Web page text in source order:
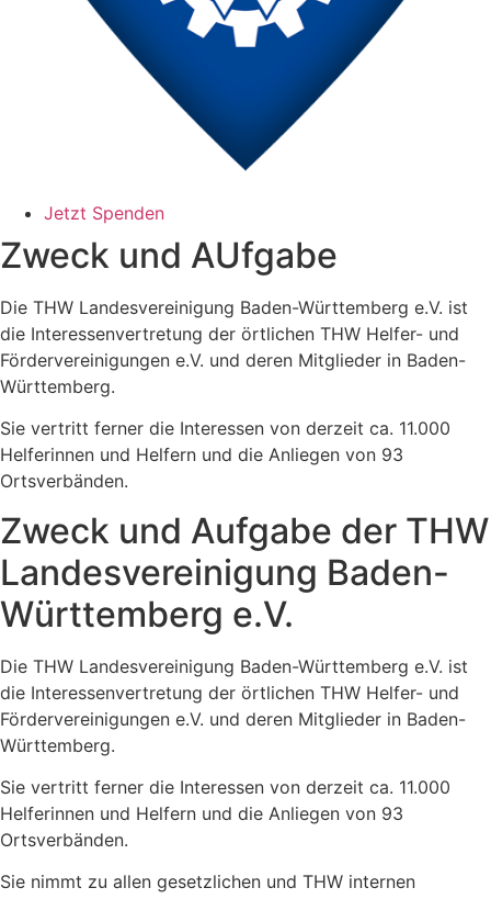
Jetzt Spenden
Zweck und AUfgabe
Die THW Landesvereinigung Baden-Württemberg e.V. ist
die Interessenvertretung der örtlichen THW Helfer- und
Fördervereinigungen e.V. und deren Mitglieder in Baden-
Württemberg.
Sie vertritt ferner die Interessen von derzeit ca. 11.000
Helferinnen und Helfern und die Anliegen von 93
Ortsverbänden.
Zweck und Aufgabe der THW
Landesvereinigung Baden-
Württemberg e.V.
Die THW Landesvereinigung Baden-Württemberg e.V. ist
die Interessenvertretung der örtlichen THW Helfer- und
Fördervereinigungen e.V. und deren Mitglieder in Baden-
Württemberg.
Sie vertritt ferner die Interessen von derzeit ca. 11.000
Helferinnen und Helfern und die Anliegen von 93
Ortsverbänden.
Sie nimmt zu allen gesetzlichen und THW internen